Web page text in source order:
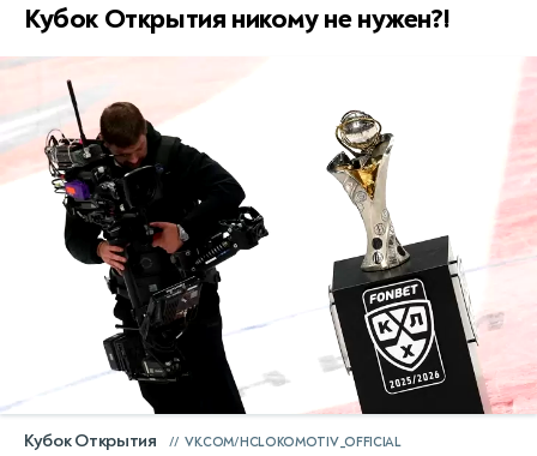
Кубок Открытия никому не нужен?!
Кубок Открытия VK.COM/HCLOKOMOTIV_OFFICIAL